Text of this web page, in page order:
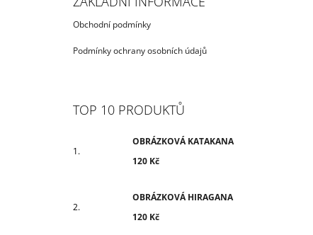
Obchodní podmínky
Podmínky ochrany osobních údajů
TOP 10 PRODUKTŮ
OBRÁZKOVÁ KATAKANA
120 Kč
OBRÁZKOVÁ HIRAGANA
120 Kč